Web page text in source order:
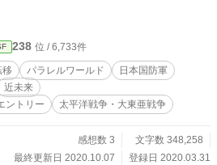
ルワールド上に存在するもう一つの地球に干
丸ごと転移するもので転移する国家は何と現
その転移先は太平洋戦争開戦１年前の日本
ごと上書きするというものであった。 その
世界各国と開戦し、そこで起こる様々な出来
力を持つ女神と天使達の手助けで日本が覇権
類滅亡を回避させて行くのであった。
238 位 / 6,733件
移 パラレルワールド
日本国防軍
近未来
ントリー
太平洋戦争・大東亜戦争
感想数 3
文字数 348,258
最終更新日 2020.10.07
登録日 2020.03.31